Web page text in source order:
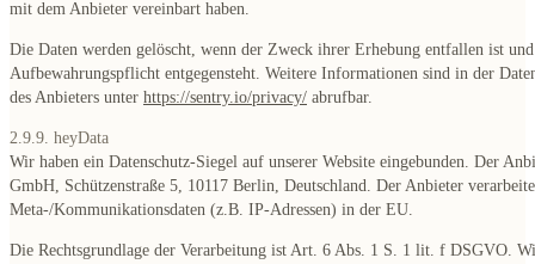
mit dem Anbieter vereinbart haben.
Die Daten werden gelöscht, wenn der Zweck ihrer Erhebung entfallen ist
Aufbewahrungspflicht entgegensteht. Weitere Informationen sind in der
des Anbieters unter https://sentry.io/privacy/ abrufbar.
2.9.9. heyData
Wir haben ein Datenschutz-Siegel auf unserer Website eingebunden. Der
GmbH, Schützenstraße 5, 10117 Berlin, Deutschland. Der Anbieter
Meta-/Kommunikationsdaten (z.B. IP-Adressen) in der EU.
Die Rechtsgrundlage der Verarbeitung ist Art. 6 Abs. 1 S. 1 lit. f DSGVO.